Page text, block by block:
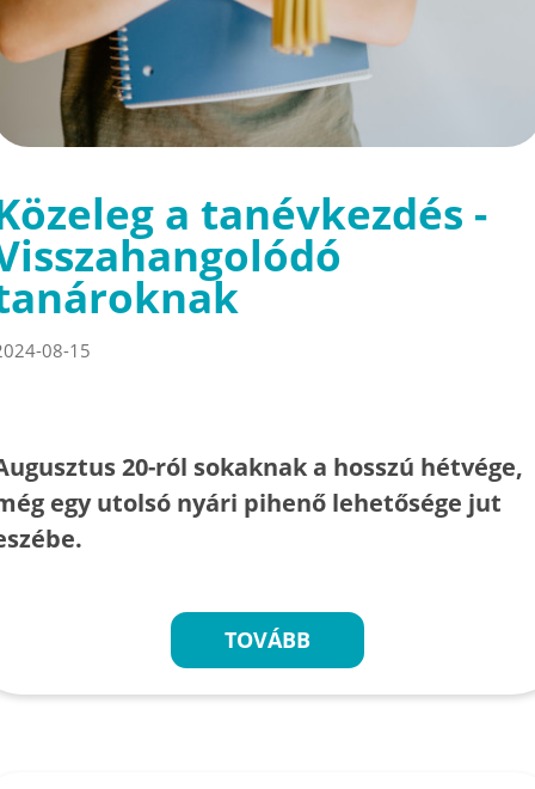
a tanévkezdés -
08-15
20-ról sokaknak a hosszú hétvége,
egy utolsó nyári pihenő lehetősége jut
TOVÁBB